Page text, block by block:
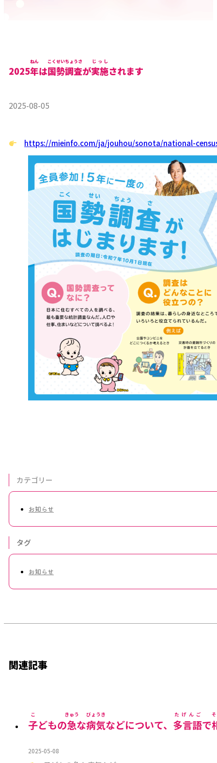
2025年
ねん
は国勢調査
こくせいちょうさ
が実施
じっし
されます
2025-08-05
https://mieinfo.com/ja/jouhou/sonota/national-
カテゴリー
お知らせ
タグ
お知らせ
関連記事
子
こ
どもの急
きゅう
な病気
びょうき
などについて、 多言語
たげんご
で
2025-05-08